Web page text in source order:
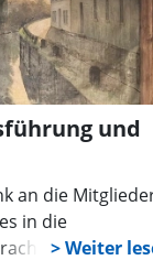
und
an die
in die
haben,